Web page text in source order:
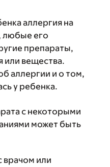
аллергия на
любые его
препараты,
или вещества.
аллергии и о том,
у ребенка.
с некоторыми
может быть
врачом или